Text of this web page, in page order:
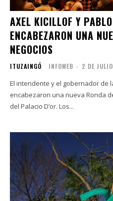
AXEL KICILLOF Y
ENCABEZARON UNA
NEGOCIOS
ITUZAINGÓ INFOWEB - 2 DE
El intendente y el gobernador de
encabezaron una nueva Ronda
del Palacio D’or. Los...